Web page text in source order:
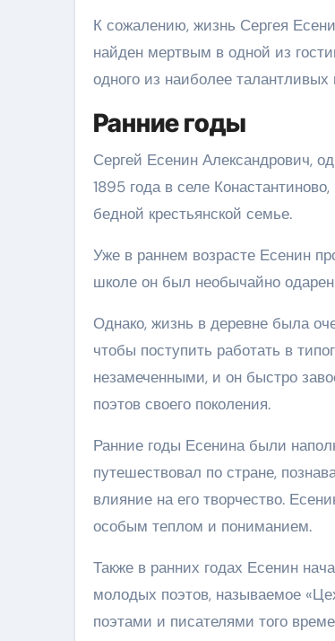
К сожалению, жизнь Сергея
найден мертвым в одной из
одного из наиболее талантливых
Ранние годы
Сергей Есенин Александрович,
1895 года в селе
бедной крестьянской семье.
Уже в раннем возрасте Есенин
школе он был необычайно
Однако, жизнь в деревне была
чтобы поступить работать в
незамеченными, и он быстро
поэтов своего поколения.
Ранние годы Есенина были
путешествовал по стране,
влияние на его творчество.
особым теплом и пониманием.
Также в ранних годах Есенин
молодых поэтов, называемое
поэтами и писателями того